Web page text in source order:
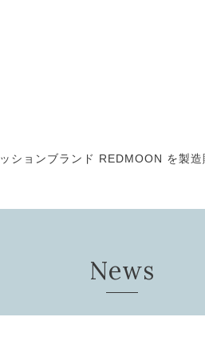
ションブランド REDMOON を製
News